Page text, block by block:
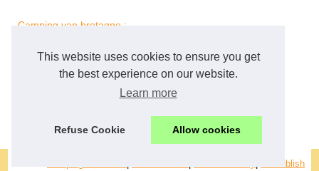
This website uses cookies to ensure you get
the best experience on our website.
Learn more
Refuse Cookie Allow cookies
Camping van bretagne :...
Les bienfaits d’un séjour...
Découvrez le camping 3...
Un séjour en mobil-home pour...
eZ Publish